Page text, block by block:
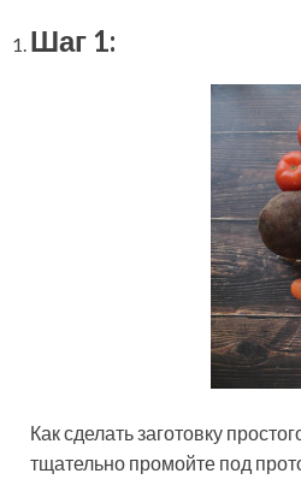
Шаг 1:
Как сделать заготовку
тщательно промойте под